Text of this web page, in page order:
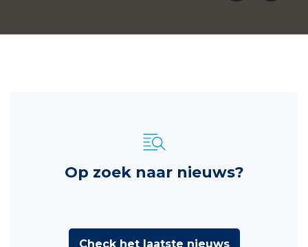
Op zoek naar nieuws?
Check het laatste nieuws